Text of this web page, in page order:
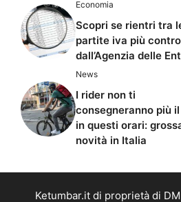
Economia
Scopri se rientri tra
partite iva più
dall’Agenzia delle
News
I rider non ti
consegneranno più
in questi orari:
novità in Italia
Ketumbar.it di proprietà di